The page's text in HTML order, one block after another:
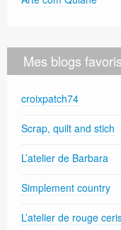
Mes blogs favoris
croixpatch74
Scrap, quilt and stich
L’atelier de Barbara
Simplement country
L’atelier de rouge